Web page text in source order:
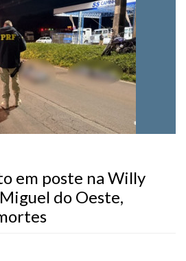
em poste na Willy
do Oeste,